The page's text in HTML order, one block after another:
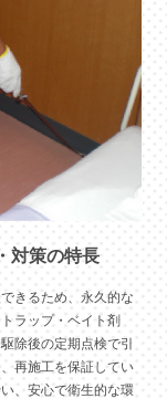
対策の特長
きるため、永久的な
ラップ・ベイト剤
除後の定期点検で引
再施工を保証してい
、安心で衛生的な環